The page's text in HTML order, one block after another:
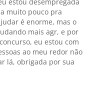
muito pouco pra
é enorme, mas o
mais agr, e por
eu estou com
ao meu redor não
lá, obrigada por sua